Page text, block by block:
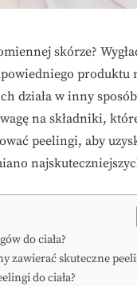
skórze?
działa w inny
na składniki,
peelingi, aby
do ciała?
zawierać skuteczne
do ciała?